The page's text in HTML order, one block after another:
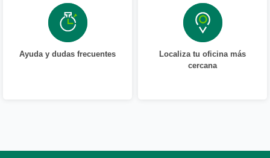
Ayuda y dudas frecuentes
Localiza tu oficina más
cercana